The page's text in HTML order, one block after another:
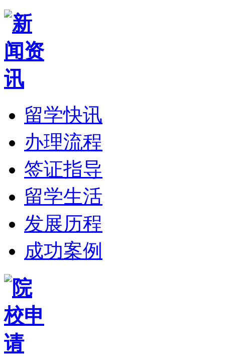
留学快讯
办理流程
签证指导
留学生活
发展历程
成功案例